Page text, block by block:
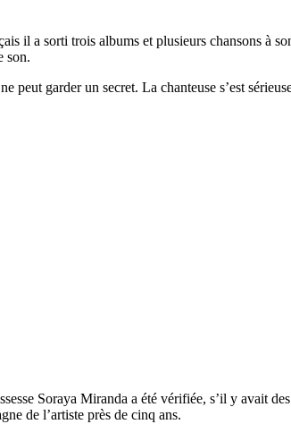
il a sorti trois albums et plusieurs chansons à
son.
peut garder un secret. La chanteuse s’est
Soraya Miranda a été vérifiée, s’il y avait
de l’artiste près de cinq ans.